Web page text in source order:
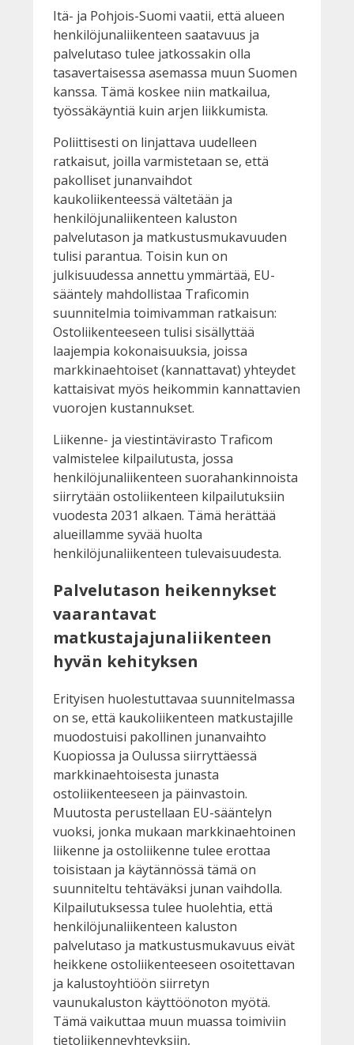
Itä- ja Pohjois-Suomi vaatii, että alueen
henkilöjunaliikenteen saatavuus ja
palvelutaso tulee jatkossakin olla
tasavertaisessa asemassa muun Suomen
kanssa. Tämä koskee niin matkailua,
työssäkäyntiä kuin arjen liikkumista.
Poliittisesti on linjattava uudelleen
ratkaisut, joilla varmistetaan se, että
pakolliset junanvaihdot
kaukoliikenteessä vältetään ja
henkilöjunaliikenteen kaluston
palvelutason ja matkustusmukavuuden
tulisi parantua. Toisin kun on
julkisuudessa annettu ymmärtää, EU-
sääntely mahdollistaa Traficomin
suunnitelmia toimivamman ratkaisun:
Ostoliikenteeseen tulisi sisällyttää
laajempia kokonaisuuksia, joissa
markkinaehtoiset (kannattavat) yhteydet
kattaisivat myös heikommin kannattavien
vuorojen kustannukset.
Liikenne- ja viestintävirasto Traficom
valmistelee kilpailutusta, jossa
henkilöjunaliikenteen suorahankinnoista
siirrytään ostoliikenteen kilpailutuksiin
vuodesta 2031 alkaen. Tämä herättää
alueillamme syvää huolta
henkilöjunaliikenteen tulevaisuudesta.
Palvelutason heikennykset
vaarantavat
matkustajajunaliikenteen
hyvän kehityksen
Erityisen huolestuttavaa suunnitelmassa
on se, että kaukoliikenteen matkustajille
muodostuisi pakollinen junanvaihto
Kuopiossa ja Oulussa siirryttäessä
markkinaehtoisesta junasta
ostoliikenteeseen ja päinvastoin.
Muutosta perustellaan EU-sääntelyn
vuoksi, jonka mukaan markkinaehtoinen
liikenne ja ostoliikenne tulee erottaa
toisistaan ja käytännössä tämä on
suunniteltu tehtäväksi junan vaihdolla.
Kilpailutuksessa tulee huolehtia, että
henkilöjunaliikenteen kaluston
palvelutaso ja matkustusmukavuus eivät
heikkene ostoliikenteeseen osoitettavan
ja kalustoyhtiöön siirretyn
vaunukaluston käyttöönoton myötä.
Tämä vaikuttaa muun muassa toimiviin
tietoliikenneyhteyksiin,